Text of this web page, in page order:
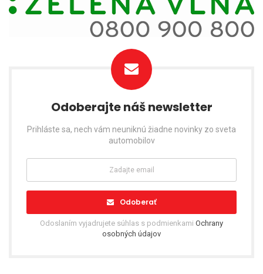
Odoberajte náš newsletter
Prihláste sa, nech vám neuniknú žiadne novinky zo sveta
automobilov
Odoberať
Odoslaním vyjadrujete súhlas s podmienkami Ochrany
osobných údajov